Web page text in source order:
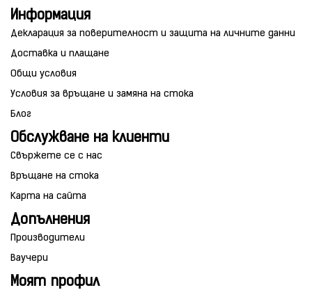
Информация
Декларация за поверителност и защита на личните данни
Доставка и плащане
Общи условия
Условия за връщане и замяна на стока
Блог
Обслужване на клиенти
Свържете се с нас
Връщане на стока
Карта на сайта
Допълнения
Производители
Ваучери
Моят профил